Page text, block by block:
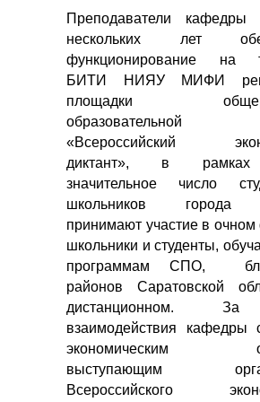
Преподаватели кафедры
нескольких лет
функционирование на
БИТИ НИЯУ МИФИ
площадки
«Всероссийский
диктант», в рамках
значительное число
школьников города
принимают участие в
школьники и студенты,
программам СПО,
районов Саратовской
дистанционном.
взаимодействия кафедры
экономическим
выступающим
Всероссийского